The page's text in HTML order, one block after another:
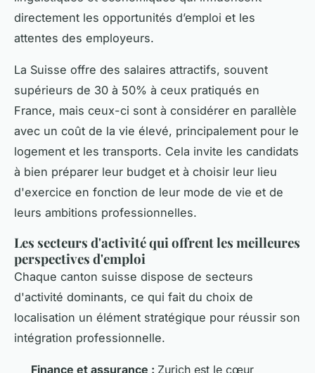
directement les opportunités d’emploi et les
attentes des employeurs.
La Suisse offre des salaires attractifs, souvent
supérieurs de 30 à 50% à ceux pratiqués en
France, mais ceux-ci sont à considérer en parallèle
avec un coût de la vie élevé, principalement pour le
logement et les transports. Cela invite les candidats
à bien préparer leur budget et à choisir leur lieu
d'exercice en fonction de leur mode de vie et de
leurs ambitions professionnelles.
Les secteurs d'activité qui offrent les meilleures
perspectives d'emploi
Chaque canton suisse dispose de secteurs
d'activité dominants, ce qui fait du choix de
localisation un élément stratégique pour réussir son
intégration professionnelle.
Finance et assurance : Zurich est le cœur